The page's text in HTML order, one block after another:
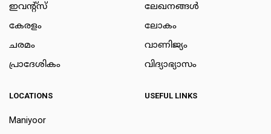
ഇവന്റ്സ്
കേരളം
ചരമം
പ്രാദേശികം
ലേഖനങ്ങള്‍
ലോകം
വാണിജ്യം
വിദ്യാഭ്യാസം
LOCATIONS
Maniyoor
USEFUL LINKS